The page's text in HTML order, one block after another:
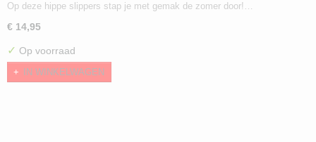
Op deze hippe slippers stap je met gemak de zomer door!…
€ 14,95
✓ Op voorraad
IN WINKELWAGEN